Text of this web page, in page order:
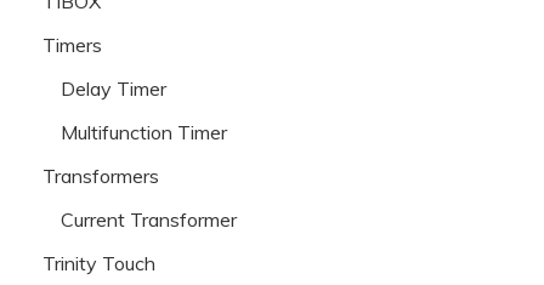
Timers
Delay Timer
Multifunction Timer
Transformers
Current Transformer
Trinity Touch